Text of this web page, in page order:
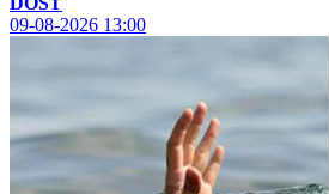
09-08-2026 13:00